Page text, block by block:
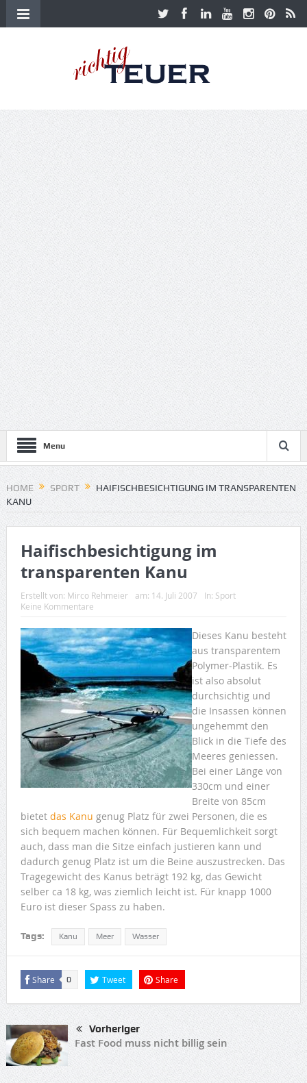
Menu
HOME SPORT
HAIFISCHBESICHTIGUNG IM TRANSPARENTEN
KANU
Haifischbesichtigung im
transparenten Kanu
Erstellt von: Mirco Rehmeier am: 14. Juli 2007 In: Sport
Keine Kommentare
Dieses Kanu besteht
aus transparentem
Polymer-Plastik. Es
ist also absolut
durchsichtig und
die Insassen können
ungehemmt den
Blick in die Tiefe des
Meeres geniessen.
Bei einer Länge von
330cm und einer
Breite von 85cm
bietet das Kanu genug Platz für zwei Personen, die es
sich bequem machen können. Für Bequemlichkeit sorgt
auch, dass man die Sitze einfach justieren kann und
dadurch genug Platz ist um die Beine auszustrecken. Das
Tragegewicht des Kanus beträgt 192 kg, das Gewicht
selber ca 18 kg, was ziemlich leicht ist. Für knapp 1000
Euro ist dieser Spass zu haben.
Tags: Kanu Meer Wasser
Share 0 Tweet Share
Vorheriger
Fast Food muss nicht billig sein